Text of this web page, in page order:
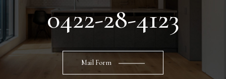
0422-28-4123
Mail Form